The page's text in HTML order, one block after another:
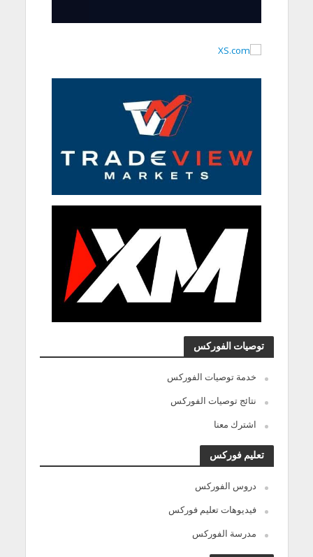
توصيات الفوركس
خدمة توصيات الفوركس
نتائج توصيات الفوركس
اشترك معنا
تعليم فوركس
دروس الفوركس
فيديوهات تعليم فوركس
مدرسة الفوركس